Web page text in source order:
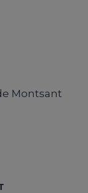
Montsant